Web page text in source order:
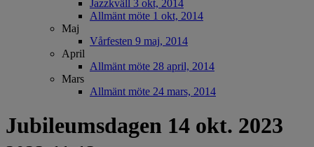
Jazzkväll 3 okt, 2014
Allmänt möte 1 okt, 2014
Maj
Vårfesten 9 maj, 2014
April
Allmänt möte 28 april, 2014
Mars
Allmänt möte 24 mars, 2014
Jubileumsdagen 14 okt. 2023